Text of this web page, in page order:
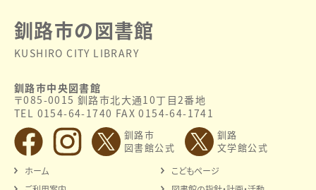
釧路市の図書館
KUSHIRO CITY LIBRARY
釧路市中央図書館
〒085-0015 釧路市北大通10丁目2番地
TEL 0154-64-1740 FAX 0154-64-1741
釧路市
図書館公式
釧路
文学館公式
ホーム
こどもページ